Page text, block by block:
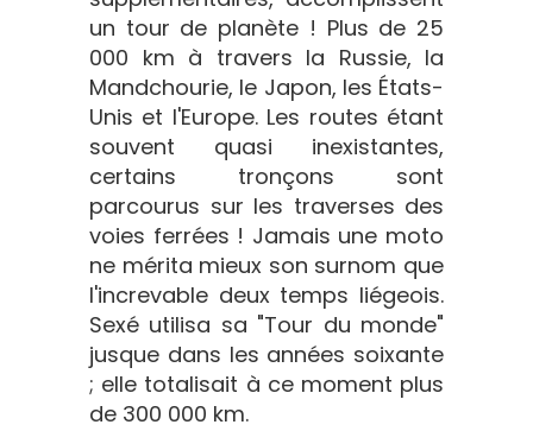
un tour de planète ! Plus de 25
000 km à travers la Russie, la
Mandchourie, le Japon, les États-
Unis et l'Europe. Les routes étant
souvent quasi inexistantes,
certains tronçons sont
parcourus sur les traverses des
voies ferrées ! Jamais une moto
ne mérita mieux son surnom que
l'increvable deux temps liégeois.
Sexé utilisa sa "Tour du monde"
jusque dans les années soixante
; elle totalisait à ce moment plus
de 300 000 km.